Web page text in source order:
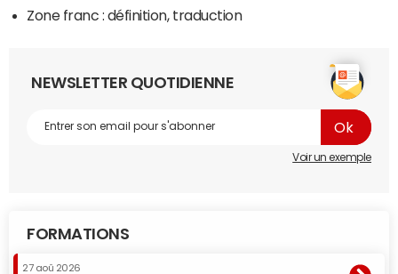
Zone franc : définition, traduction
NEWSLETTER QUOTIDIENNE
Voir un exemple
FORMATIONS
27 aoû 2026